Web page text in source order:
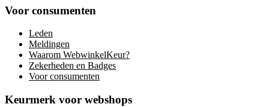
Voor consumenten
Leden
Meldingen
Waarom WebwinkelKeur?
Zekerheden en Badges
Voor consumenten
Keurmerk voor webshops